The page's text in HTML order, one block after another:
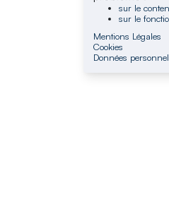
sur le
sur le
Mentions Légales
Cookies
Données